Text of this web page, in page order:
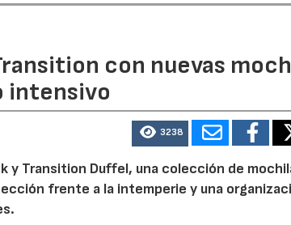
con nuevas
intensivo
3238
y Transition Duffel, una colección de
frente a la intemperie y una